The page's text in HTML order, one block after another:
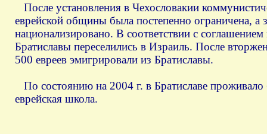
После установления в Чехословакии
еврейской общины была постепенно ограничена,
национализировано. В соответствии с
Братиславы переселились в Израиль. После
500 евреев эмигрировали из Братиславы.
По состоянию на 2004 г. в Братиславе проживало
еврейская школа.